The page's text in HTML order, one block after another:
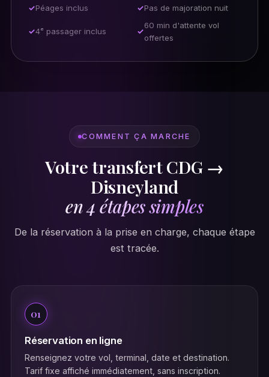
Péages inclus Pas de majoration nuit
4ᵉ passager inclus
60 min d'attente vol
offertes
COMMENT ÇA MARCHE
Votre transfert CDG →
Disneyland
en 4 étapes simples
De la réservation à la prise en charge, chaque étape
est tracée.
01
Réservation en ligne
Renseignez votre vol, terminal, date et destination.
Tarif fixe affiché immédiatement, sans inscription.